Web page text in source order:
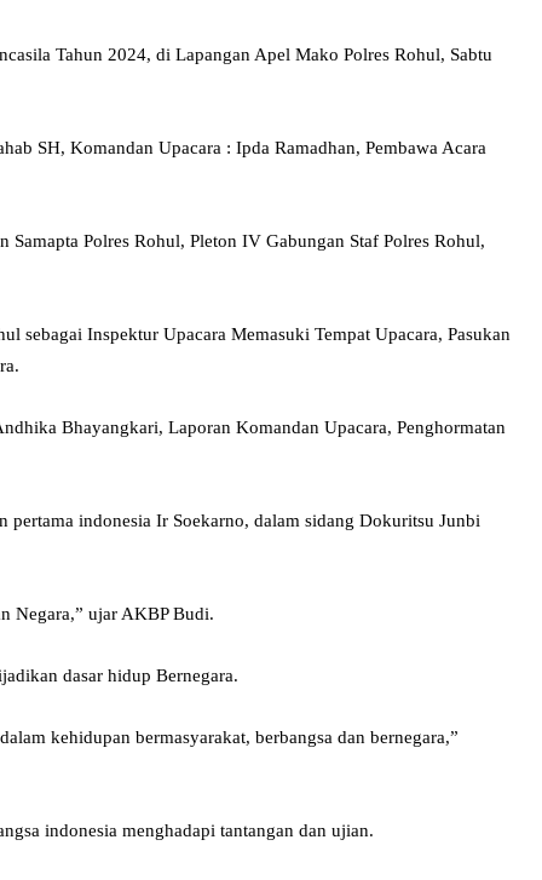
Tahun 2024, di Lapangan Apel Mako Polres Rohul, Sabtu
SH, Komandan Upacara : Ipda Ramadhan, Pembawa Acara
Polres Rohul, Pleton IV Gabungan Staf Polres Rohul,
sebagai Inspektur Upacara Memasuki Tempat Upacara, Pasukan
Bhayangkari, Laporan Komandan Upacara, Penghormatan
indonesia Ir Soekarno, dalam sidang Dokuritsu Junbi
Negara,” ujar AKBP Budi.
dasar hidup Bernegara.
kehidupan bermasyarakat, berbangsa dan bernegara,”
indonesia menghadapi tantangan dan ujian.